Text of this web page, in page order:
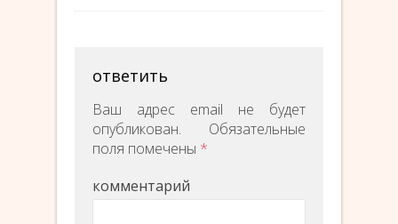
ответить
Ваш адрес email не будет
опубликован.
Обязательные
поля помечены *
комментарий